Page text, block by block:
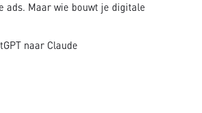
ads. Maar wie bouwt je digitale
naar Claude